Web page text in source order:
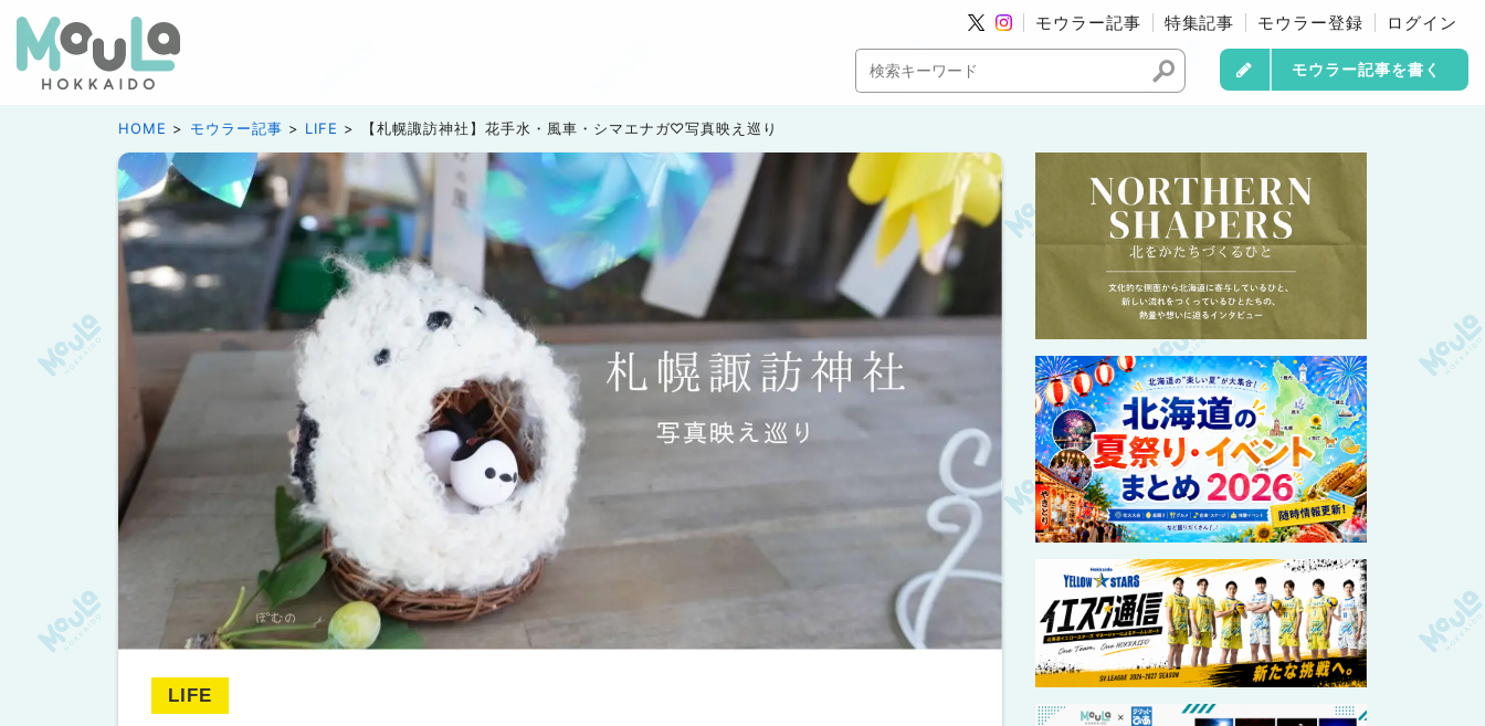
モウラー記事 特集記事 モウラー登録 ログイン
モウラー記事を書く
HOME モウラー記事 LIFE 【札幌諏訪神社】花手水・風車・シマエナガ♡写真映え巡り
LIFE